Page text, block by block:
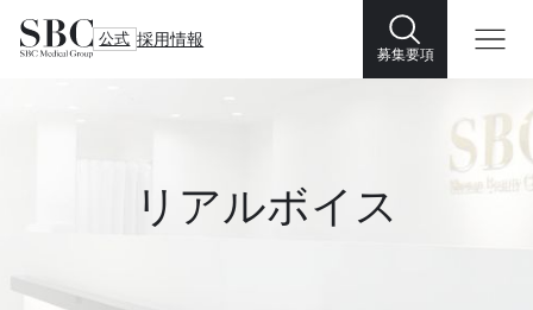
公式 採用情報
募集要項
リアルボイス